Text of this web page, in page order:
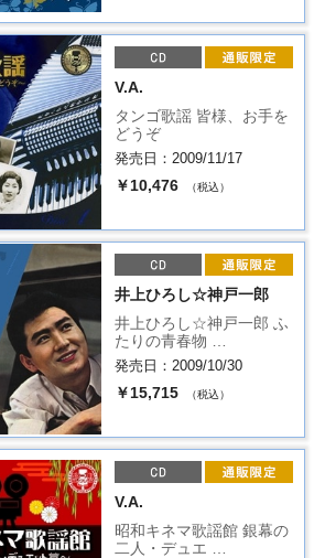
V.A.
タンゴ歌謡 皆様、お手を
どうぞ
発売日：2009/11/17
￥10,476 （税込）
井上ひろし☆神戸一郎
井上ひろし☆神戸一郎 ふ
たりの青春物 …
発売日：2009/10/30
￥15,715 （税込）
V.A.
昭和キネマ歌謡館 銀幕の
二人・デュエ …